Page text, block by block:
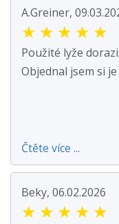
A.Greiner,
★ ★ ★ ★ ★
Použité lyže
Objednal jsem si
Čtěte více ...
Beky, 06.02.2026
★ ★ ★ ★ ★